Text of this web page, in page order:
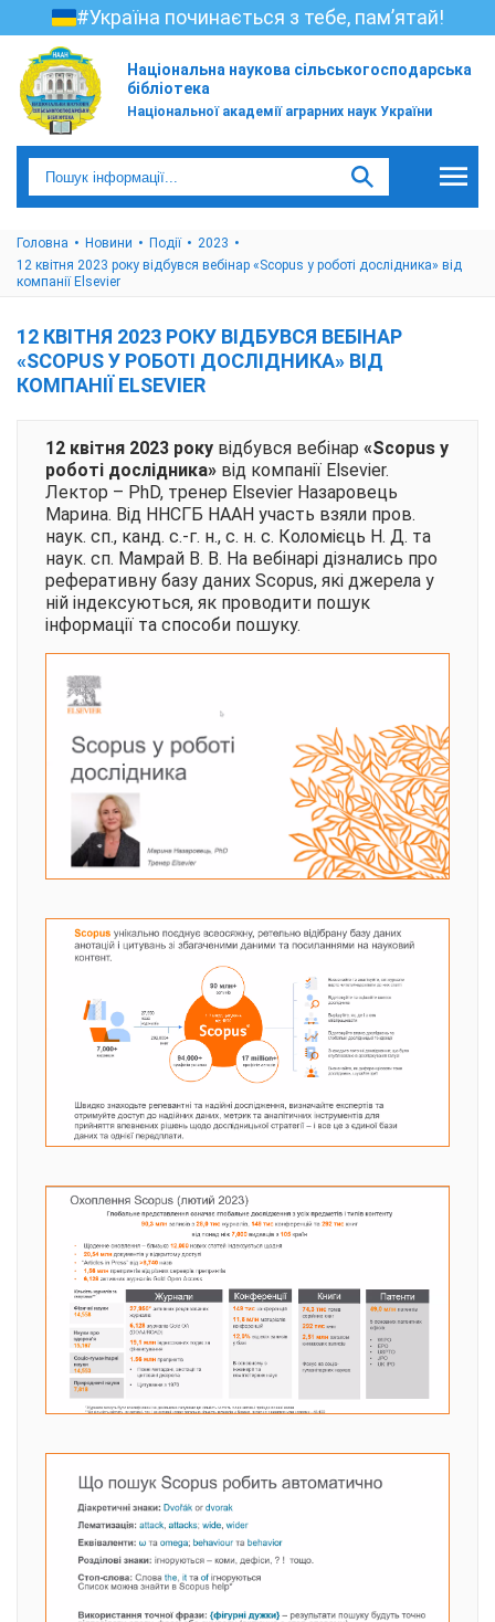
#Україна починається з тебе, пам’ятай!
Національна наукова сільськогосподарська
бібліотека
Національної академії аграрних наук України
Головна Новини Події
2023
12 квітня 2023 року відбувся вебінар «Scopus у роботі дослідника» від
компанії Elsevier
12 КВІТНЯ 2023 РОКУ ВІДБУВСЯ ВЕБІНАР
«SCOPUS У РОБОТІ ДОСЛІДНИКА» ВІД
КОМПАНІЇ ELSEVIER
12 квітня 2023 року відбувся вебінар «Scopus у
роботі дослідника» від компанії Elsevier.
Лектор – PhD, тренер Elsevier Назаровець
Марина. Від ННСГБ НААН участь взяли пров.
наук. сп., канд. с.-г. н., с. н. с. Коломієць Н. Д. та
наук. сп. Мамрай В. В. На вебінарі дізнались про
реферативну базу даних Scopus, які джерела у
ній індексуються, як проводити пошук
інформації та способи пошуку.